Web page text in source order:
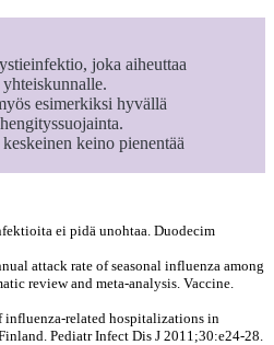
joka aiheuttaa
esimerkiksi hyvällä
keino pienentää
ei pidä unohtaa. Duodecim
attack rate of seasonal influenza among
review and meta-analysis. Vaccine.
related hospitalizations in
Pediatr Infect Dis J 2011;30:e24-28.